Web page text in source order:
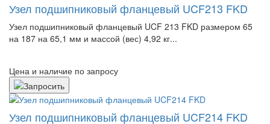
Узел подшипниковый фланцевый UCF213 FKD
Узел подшипниковый фланцевый UCF 213 FKD размером 65
на 187 на 65,1 мм и массой (вес) 4,92 кг...
Цена и наличие по запросу
Узел подшипниковый фланцевый UCF214 FKD